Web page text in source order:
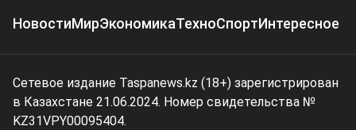
НовостиМирЭкономикаТехноСпортИнтересное
Сетевое издание Taspanews.kz (18+) зарегистрирован
в Казахстане 21.06.2024. Номер свидетельства №
KZ31VPY00095404.